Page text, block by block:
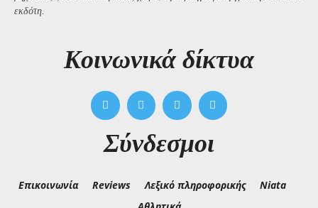
εκδότη.
Kοινωνικά δίκτυα
Σύνδεσμοι
Επικοινωνία Reviews Λεξικό πληροφορικής
Niata